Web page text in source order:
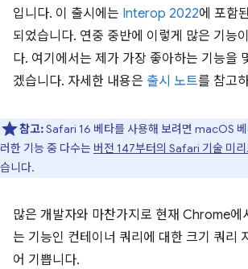
입니다. 이 출시에는 Interop 2022에 포함
되었습니다. 연중 중반에 이렇게 많은 기능
다. 여기에서는 제가 가장 좋아하는 기능을
겠습니다. 자세한 내용은 출시 노트를 참고
참고:Safari 16 베타를 사용해 보려면 macOS
러한 기능 중 다수는 버전 147부터의 Safari 기술 미리
습니다.
많은 개발자와 마찬가지로 현재 Chrome에
는 기능인 컨테이너 쿼리에 대한 크기 쿼리
어 기쁩니다.